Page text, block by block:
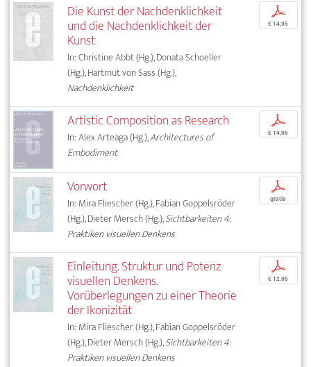
Die Kunst der Nachdenklichkeit
und die Nachdenklichkeit der
Kunst
In: Christine Abbt (Hg.), Donata Schoeller
(Hg.), Hartmut von Sass (Hg.),
Nachdenklichkeit
p
€ 14,95
Artistic Composition as Research
In: Alex Arteaga (Hg.),Architectures of
Embodiment
p
€ 14,95
Vorwort
In: Mira Fliescher (Hg.), Fabian Goppelsröder
(Hg.), Dieter Mersch (Hg.),Sichtbarkeiten 4:
Praktiken visuellen Denkens
p
gratis
Einleitung. Struktur und Potenz
visuellen Denkens.
Vorüberlegungen zu einer Theorie
der Ikonizität
In: Mira Fliescher (Hg.), Fabian Goppelsröder
(Hg.), Dieter Mersch (Hg.),Sichtbarkeiten 4:
Praktiken visuellen Denkens
p
€ 12,95